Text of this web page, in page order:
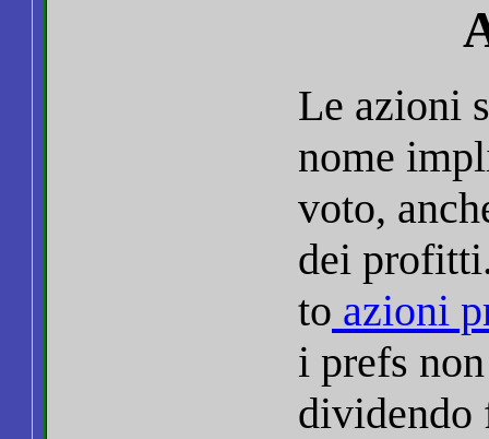
Le azioni
nome
voto,
dei
to azioni
i prefs
dividendo